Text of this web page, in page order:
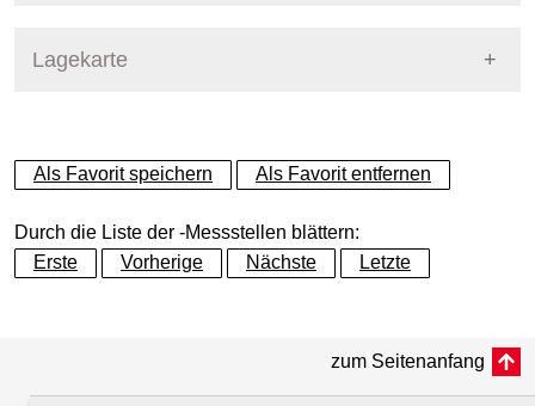
Lagekarte
+
−
Als Favorit speichern Als Favorit entfernen
Durch die Liste der -Messstellen blättern:
Erste
Vorherige Nächste Letzte
zum Seitenanfang